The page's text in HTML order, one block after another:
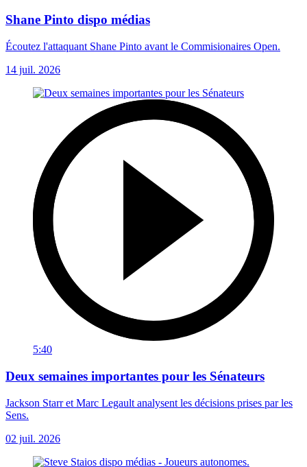
Shane Pinto dispo médias
Écoutez l'attaquant Shane Pinto avant le Commisionaires Open.
14 juil. 2026
5:40
Deux semaines importantes pour les Sénateurs
Jackson Starr et Marc Legault analysent les décisions prises par les
Sens.
02 juil. 2026